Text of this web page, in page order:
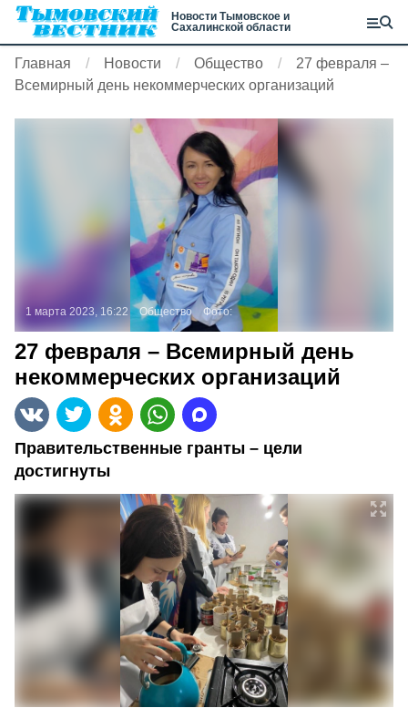
Новости Тымовское и
Сахалинской области
Главная Новости Общество
27 февраля –
Всемирный день некоммерческих организаций
1 марта 2023, 16:22 Общество Фото:
27 февраля – Всемирный день
некоммерческих организаций
Правительственные гранты – цели
достигнуты